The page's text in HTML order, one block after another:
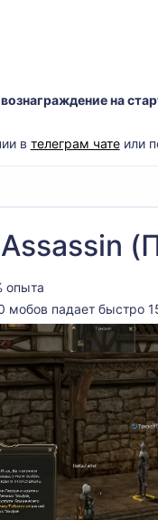
на
в телеграм чатеили
опыта
мобов падает быстро